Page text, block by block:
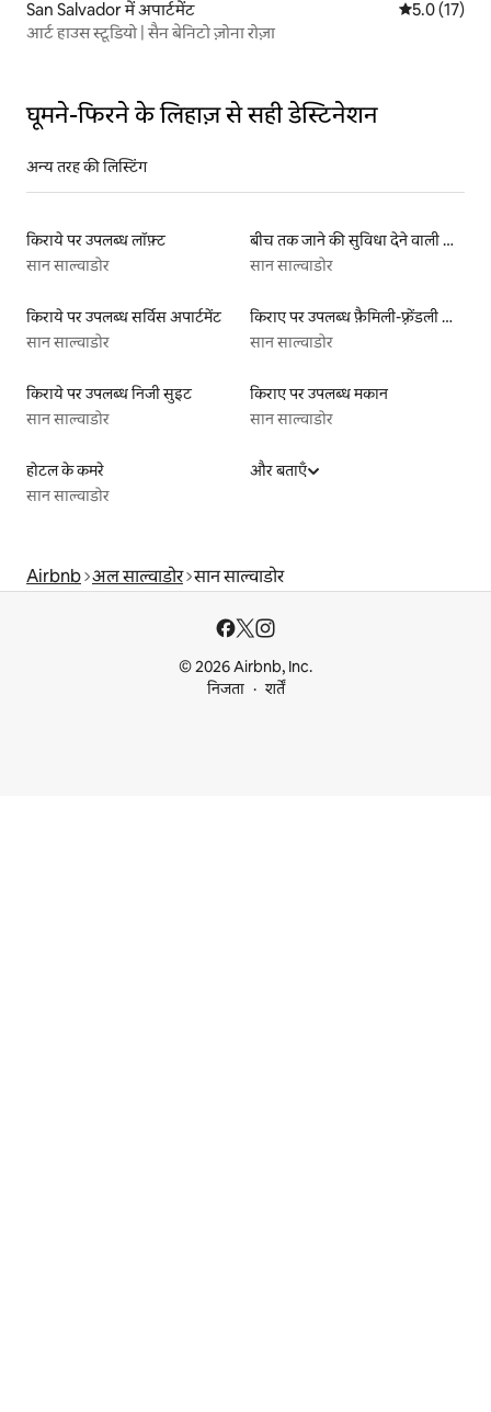
San Salvador में अपार्टमेंट औसत रेटिंग 5
5.0 (17)
आर्ट हाउस स्टूडियो | सैन बेनिटो ज़ोना रोज़ा
घूमने-फिरने के लिहाज़ से सही डेस्टिनेशन
अन्य तरह की लिस्टिंग
किराये पर उपलब्ध लॉफ़्ट
सान साल्वाडोर
बीच तक जाने की सुविधा देने वाली किराये पर उपलब्ध लिस्टिंग
सान साल्वाडोर
किराये पर उपलब्ध सर्विस अपार्टमेंट
सान साल्वाडोर
किराए पर उपलब्ध फ़ैमिली-फ़्रेंडली लिस्टिंग
सान साल्वाडोर
किराये पर उपलब्ध निजी सुइट
सान साल्वाडोर
किराए पर उपलब्ध मकान
सान साल्वाडोर
होटल के कमरे
सान साल्वाडोर
और बताएँ
Airbnb अल साल्वाडोर सान साल्वाडोर
© 2026 Airbnb, Inc.
निजता
शर्तें